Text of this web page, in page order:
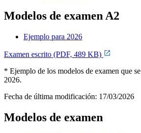
Modelos de examen A2
Ejemplo para 2026
Examen escrito (PDF, 489 KB)
* Ejemplo de los modelos de examen que
2026.
Fecha de última modificación: 17/03/2026
Modelos de examen